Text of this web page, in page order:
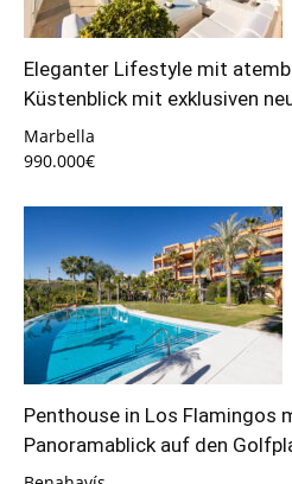
Eleganter Lifestyle mit
Küstenblick mit exklusiven
Marbella
990.000€
Penthouse in Los Flamingos
Panoramablick auf den